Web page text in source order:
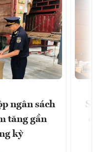
ngân sách
tăng gần
kỳ